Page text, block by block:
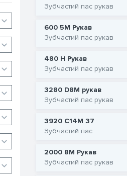
Зубчастий пас рукав
600 5M Рукав
Зубчастий пас рукав
480 H Рукав
Зубчастий пас рукав
3280 D8M рукав
Зубчастий пас рукав
3920 C14M 37
Зубчастий пас
2000 8M Рукав
Зубчастий пас рукав